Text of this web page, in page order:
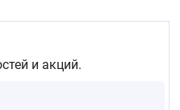
и акций.